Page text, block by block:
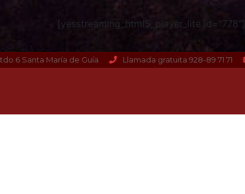
[yesstreaming_html5_player_lite id="778"]
Santa María de Guía Llamada gratuita 928-89 71 71